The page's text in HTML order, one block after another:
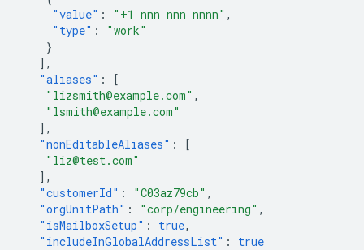
"value" : "+1 nnn nnn nnnn" ,
"type" :
"work"
}
],
"aliases" :
[
"lizsmith@example.com" ,
"lsmith@example.com"
],
"nonEditableAliases" :
[
"liz@test.com"
],
"customerId" : "C03az79cb" ,
"orgUnitPath" : "corp/engineering" ,
"isMailboxSetup" : true,
"includeInGlobalAddressList" :
true